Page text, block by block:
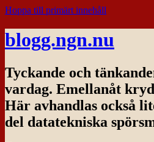
Hoppa till primärt innehåll
blogg.ngn.nu
Tyckande och
vardag. Emellanåt
Här avhandlas också
del datatekniska